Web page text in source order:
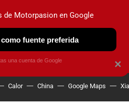
OBSERVATORIO
Calor China Google Maps
×
de Motorpasion en Google
fuente preferida
una cuenta de Google